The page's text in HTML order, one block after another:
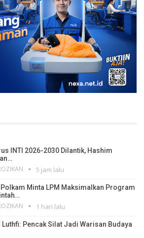
INTI 2026-2030 Dilantik, Hashim
5 jam lalu
Polkam Minta LPM Maksimalkan Program
1 hari lalu
Luthfi: Pencak Silat Jadi Warisan Budaya